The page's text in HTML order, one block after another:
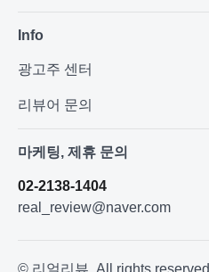
Info
광고주 센터
리뷰어 문의
마케팅, 제휴 문의
02-2138-1404
real_review@naver.com
© 리얼리뷰. All rights reserved.